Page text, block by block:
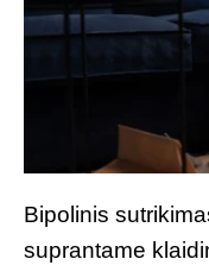
Bipolinis
suprantame